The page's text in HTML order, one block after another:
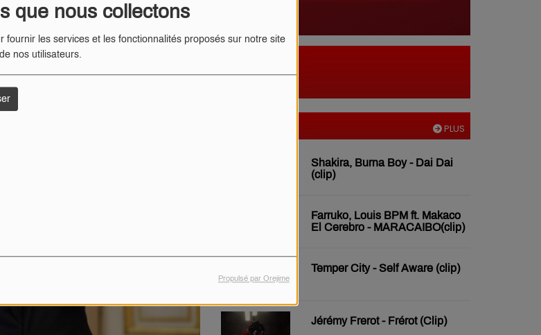
que nous collectons
fournir les services et les fonctionnalités proposés sur notre site
nos utilisateurs.
Propulsé par Orejime
!
PLUS
Shakira, Burna Boy - Dai Dai
(clip)
Farruko, Louis BPM ft. Makaco
El Cerebro - MARACAIBO(clip)
Temper City - Self Aware (clip)
Jérémy Frerot - Frérot (Clip)